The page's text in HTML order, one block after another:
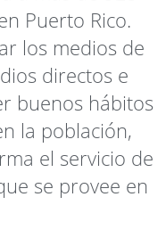
Puerto Rico.
los medios de
directos e
buenos hábitos
la población,
el servicio de
se provee en